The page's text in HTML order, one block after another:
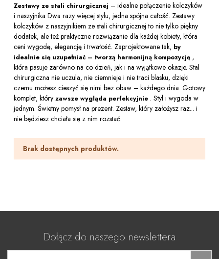
Zestawy ze stali chirurgicznej – idealne połączenie kolczyków
i naszyjnika Dwa razy więcej stylu, jedna spójna całość. Zestawy
kolczyków z naszyjnikiem ze stali chirurgicznej to nie tylko piękny
dodatek, ale też praktyczne rozwiązanie dla każdej kobiety, która
ceni wygodę, elegancję i trwałość. Zaprojektowane tak, by
idealnie się uzupełniać – tworzą harmonijną kompozycję ,
która pasuje zarówno na co dzień, jak i na wyjątkowe okazje. Stal
chirurgiczna nie uczula, nie ciemnieje i nie traci blasku, dzięki
czemu możesz cieszyć się nimi bez obaw – każdego dnia. Gotowy
komplet, który zawsze wygląda perfekcyjnie . Styl i wygoda w
jednym. Świetny pomysł na prezent. Zestaw, który założysz raz... i
nie będziesz chciała się z nim rozstać.
Brak dostępnych produktów.
Dołącz do naszego newslettera